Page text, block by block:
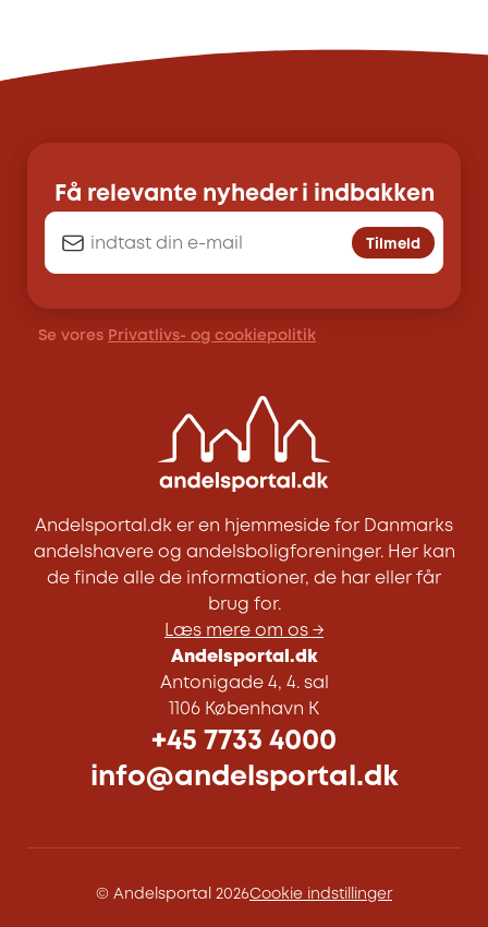
Få relevante nyheder i indbakken
Tilmeld
Se vores Privatlivs- og cookiepolitik
Andelsportal.dk er en hjemmeside for Danmarks
andelshavere og andelsboligforeninger. Her kan
de finde alle de informationer, de har eller får
brug for.
Læs mere om os →
Andelsportal.dk
Antonigade 4, 4. sal
1106 København K
+45 7733 4000
info@andelsportal.dk
© Andelsportal 2026Cookie indstillinger